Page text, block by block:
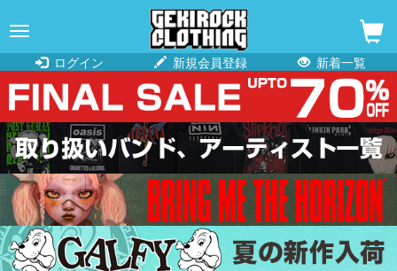
navigation
ログイン
新規会員登録 新着一覧